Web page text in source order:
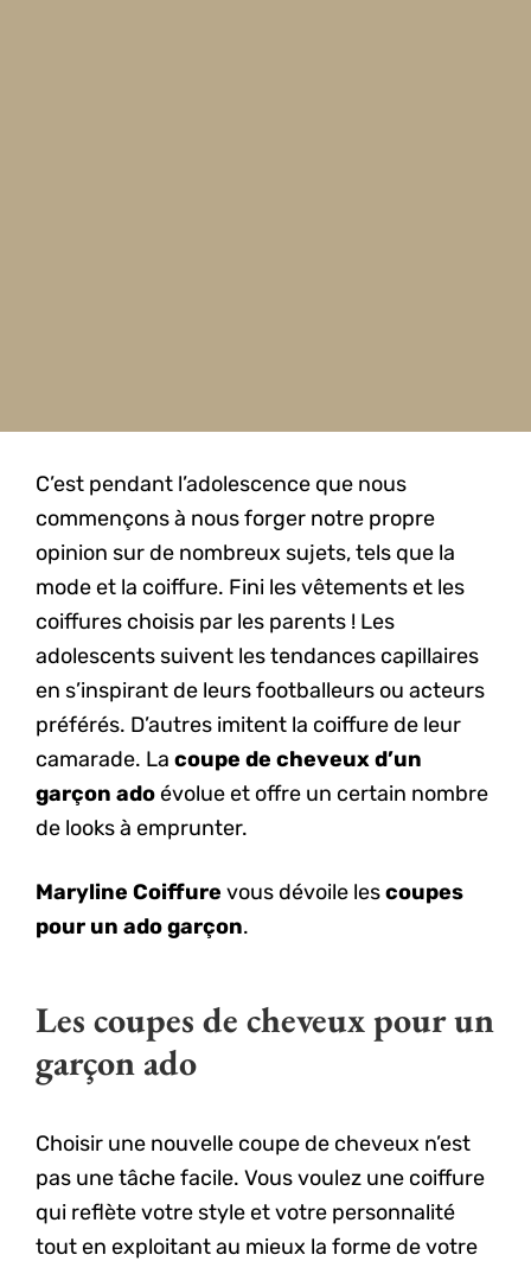
C’est pendant l’adolescence que nous
commençons à nous forger notre propre
opinion sur de nombreux sujets, tels que la
mode et la coiffure. Fini les vêtements et les
coiffures choisis par les parents ! Les
adolescents suivent les tendances capillaires
en s’inspirant de leurs footballeurs ou acteurs
préférés. D’autres imitent la coiffure de leur
camarade. La coupe de cheveux d’un
garçon adoévolue et offre un certain nombre
de looks à emprunter.
Maryline Coiffure vous dévoile lescoupes
pour un ado garçon.
Les coupes de cheveux pour un
garçon ado
Choisir une nouvelle coupe de cheveux n’est
pas une tâche facile. Vous voulez une coiffure
qui reflète votre style et votre personnalité
tout en exploitant au mieux la forme de votre